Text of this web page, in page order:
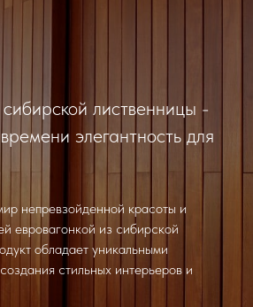
лиственницы -
элегантность для
непревзойденной красоты и
евровагонкой из сибирской
обладает уникальными
стильных интерьеров и